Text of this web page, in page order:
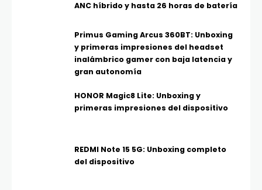
ANC híbrido y hasta 26 horas de batería
Primus Gaming Arcus 360BT: Unboxing
y primeras impresiones del headset
inalámbrico gamer con baja latencia y
gran autonomía
HONOR Magic8 Lite: Unboxing y
primeras impresiones del dispositivo
REDMI Note 15 5G: Unboxing completo
del dispositivo